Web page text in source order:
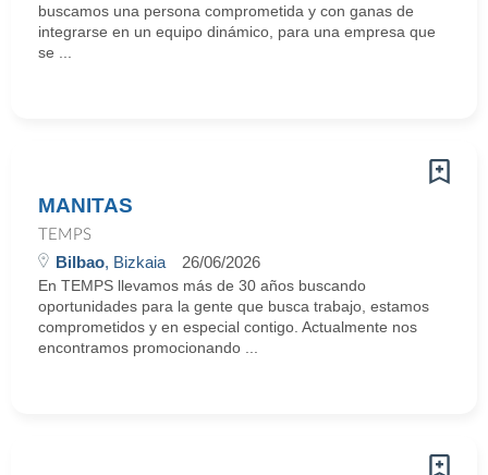
buscamos una persona comprometida y con ganas de
integrarse en un equipo dinámico, para una empresa que
se ...
MANITAS
TEMPS
Bilbao, Bizkaia 26/06/2026
En TEMPS llevamos más de 30 años buscando
oportunidades para la gente que busca trabajo, estamos
comprometidos y en especial contigo. Actualmente nos
encontramos promocionando ...